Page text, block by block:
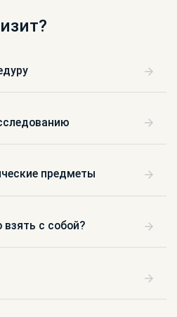
предметы
с собой?